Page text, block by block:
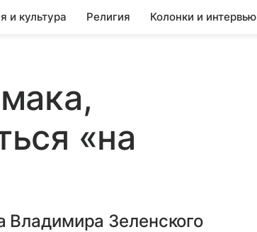
и культура Религия Колонки и интервью
«на
Владимира Зеленского